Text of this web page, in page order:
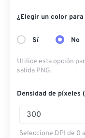
¿Elegir un color
Sí No
Utilice esta opción
salida PNG.
Densidad de píxeles
Seleccione DPI de 0